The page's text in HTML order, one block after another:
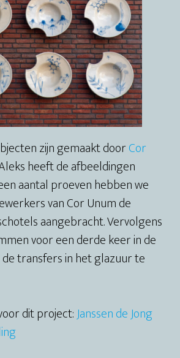
zijn gemaakt doorCor
heeft de afbeeldingen
aantal proeven hebben we
van Cor Unum de
aangebracht. Vervolgens
voor een derde keer in de
transfers in het glazuur te
dit project:Janssen de Jong